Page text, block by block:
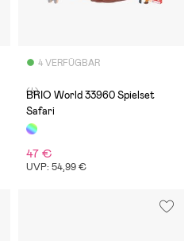
4 VERFÜGBAR
(4)
BRIO World 33960 Spielset
Safari
47 €
UVP: 54,99 €